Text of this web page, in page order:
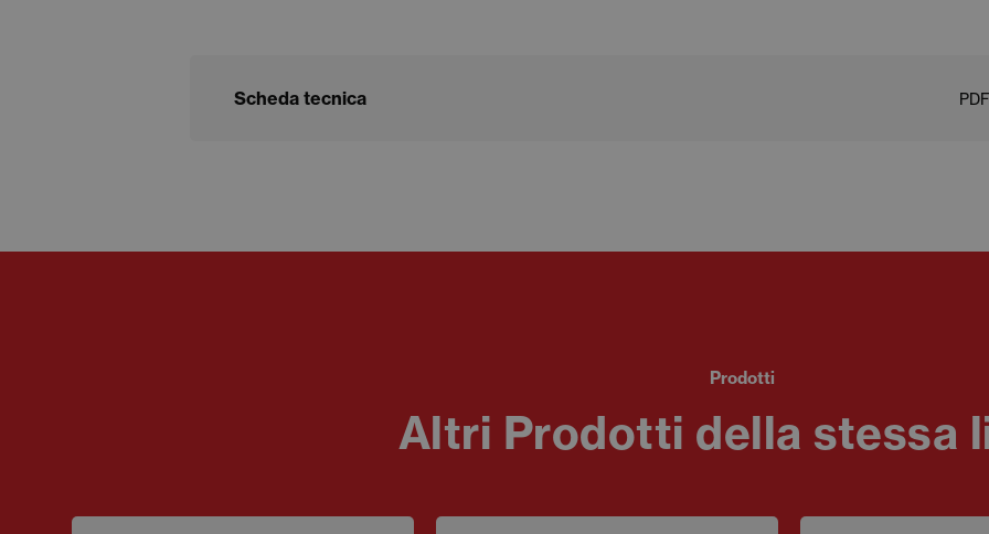
Scheda tecnica
Prodotti
Altri Prodotti della stessa